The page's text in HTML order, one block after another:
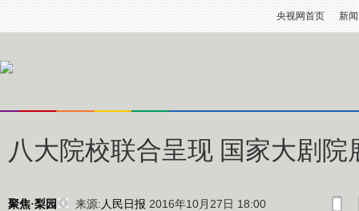
央视网首页 新闻
八大院校联合呈现 国家大剧院
聚焦·梨园 来源: 人民日报 2016年10月27日 18:00